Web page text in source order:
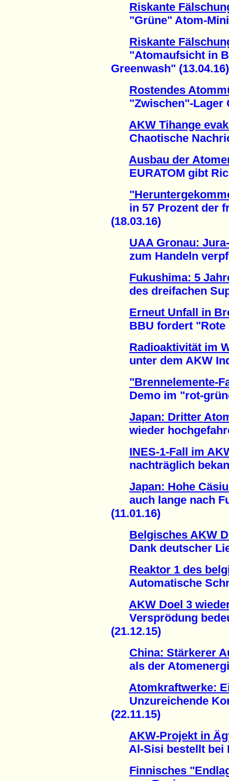
Riskante
"Grüne" Atom-
Riskante
"Atomaufsicht in
Greenwash" (13.04.16)
Rostendes
"Zwischen"-Lager
AKW Tihange
Chaotische
Ausbau der
EURATOM gibt
in 57 Prozent der
(18.03.16)
UAA Gronau:
zum Handeln
Fukushima: 5
des dreifachen
Erneut Unfall in
BBU fordert "Rote
Radioaktivität im
unter dem AKW
"Brennelemente-
Demo im "rot-
Japan: Dritter
wieder
INES-1-Fall im
nachträglich
Japan: Hohe
auch lange nach
(11.01.16)
Belgisches AKW
Dank deutscher
Reaktor 1 des
Automatische
AKW Doel 3
Versprödung
(21.12.15)
China: Stärkerer
als der
Atomkraftwerke:
Unzureichende
(22.11.15)
AKW-Projekt in
Al-Sisi bestellt bei
Finnisches